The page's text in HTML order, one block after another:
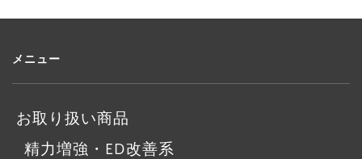
メニュー
お取り扱い商品
精力増強・ED改善系